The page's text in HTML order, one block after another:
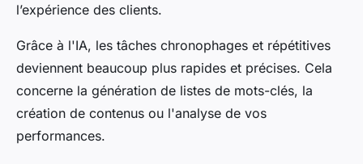
l’expérience des clients.
Grâce à l'IA, les tâches chronophages et répétitives
deviennent beaucoup plus rapides et précises. Cela
concerne la génération de listes de mots-clés, la
création de contenus ou l'analyse de vos
performances.